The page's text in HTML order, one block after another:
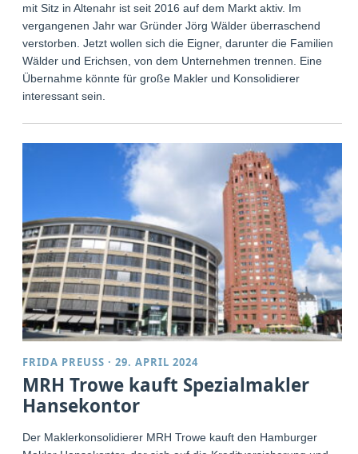
mit Sitz in Altenahr ist seit 2016 auf dem Markt aktiv. Im
vergangenen Jahr war Gründer Jörg Wälder überraschend
verstorben. Jetzt wollen sich die Eigner, darunter die Familien
Wälder und Erichsen, von dem Unternehmen trennen. Eine
Übernahme könnte für große Makler und Konsolidierer
interessant sein.
FRIDA PREUSS ·29. APRIL 2024
MRH Trowe kauft Spezialmakler
Hansekontor
Der Maklerkonsolidierer MRH Trowe kauft den Hamburger